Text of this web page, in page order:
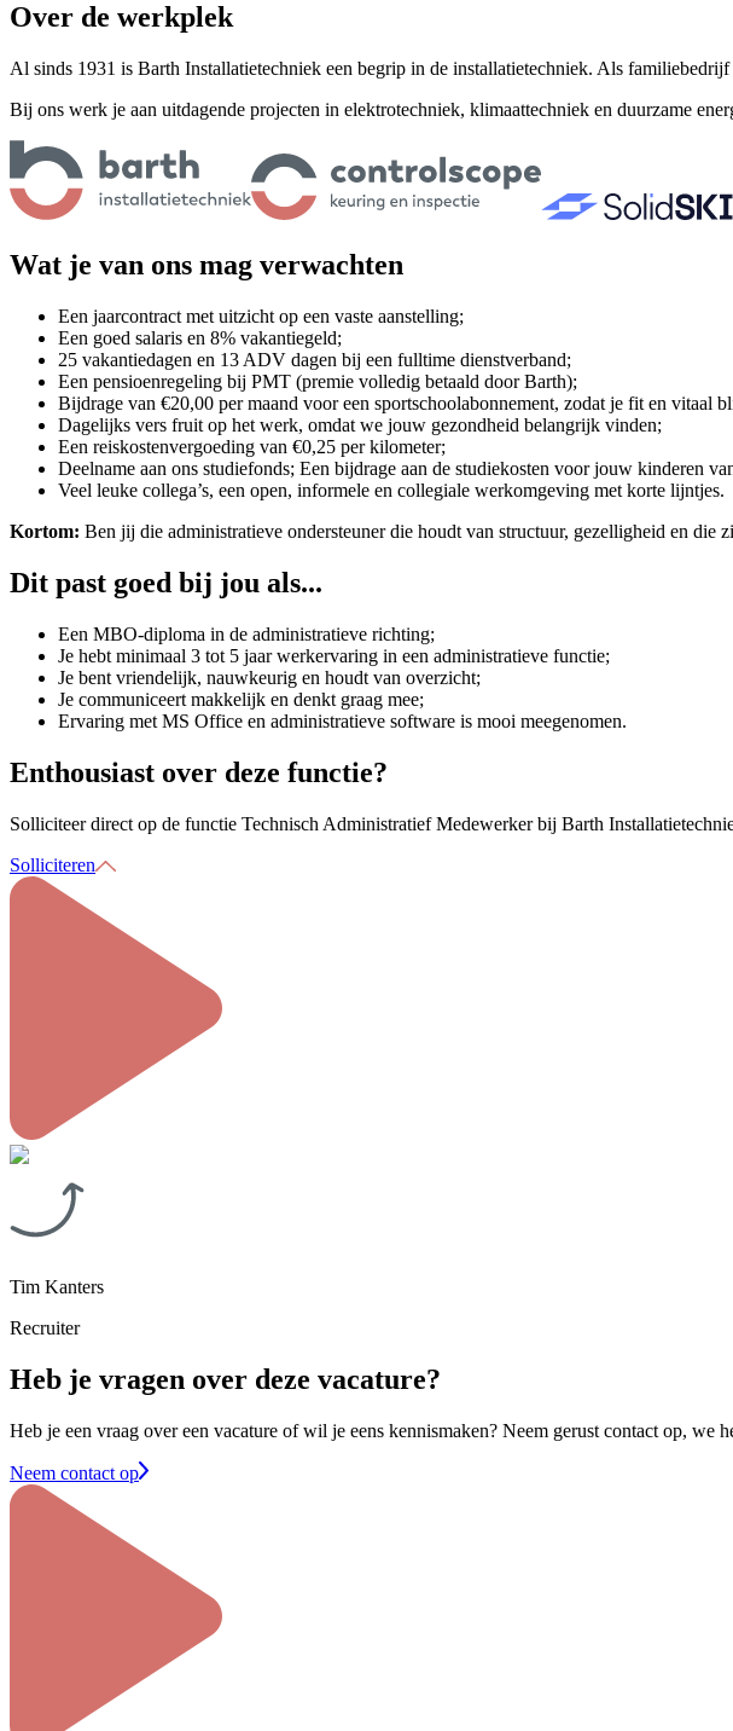
Over de werkplek
Al sinds 1931 is Barth Installatietechniek een begrip in de installatietechniek. Als
Bij ons werk je aan uitdagende projecten in elektrotechniek, klimaattechniek en duurzame
Wat je van ons mag verwachten
Een jaarcontract met uitzicht op een vaste aanstelling;
Een goed salaris en 8% vakantiegeld;
25 vakantiedagen en 13 ADV dagen bij een fulltime dienstverband;
Een pensioenregeling bij PMT (premie volledig betaald door Barth);
Bijdrage van €20,00 per maand voor een sportschoolabonnement, zodat je fit en vitaal
Dagelijks vers fruit op het werk, omdat we jouw gezondheid belangrijk vinden;
Een reiskostenvergoeding van €0,25 per kilometer;
Deelname aan ons studiefonds; Een bijdrage aan de studiekosten voor jouw kinderen
Veel leuke collega’s, een open, informele en collegiale werkomgeving met korte lijntjes.
Kortom: Ben jij die administratieve ondersteuner die houdt van structuur, gezelligheid en
Dit past goed bij jou als...
Een MBO-diploma in de administratieve richting;
Je hebt minimaal 3 tot 5 jaar werkervaring in een administratieve functie;
Je bent vriendelijk, nauwkeurig en houdt van overzicht;
Je communiceert makkelijk en denkt graag mee;
Ervaring met MS Office en administratieve software is mooi meegenomen.
Enthousiast over deze functie?
Solliciteer direct op de functie Technisch Administratief Medewerkerbij Barth
Solliciteren
Tim Kanters
Recruiter
Heb je vragen over deze vacature?
Heb je een vraag over een vacature of wil je eens kennismaken? Neem gerust contact op, we
Neem contact op